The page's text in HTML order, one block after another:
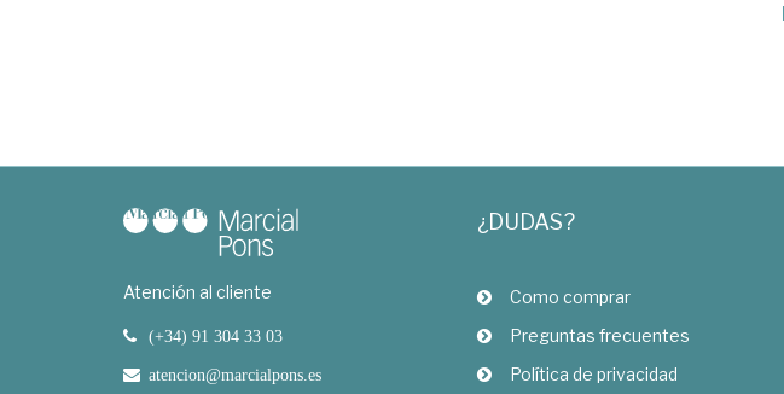
Atención al cliente
(+34) 91 304 33 03
atencion@marcialpons.es
¿DUDAS?
Como comprar
Preguntas frecuentes
Política de privacidad